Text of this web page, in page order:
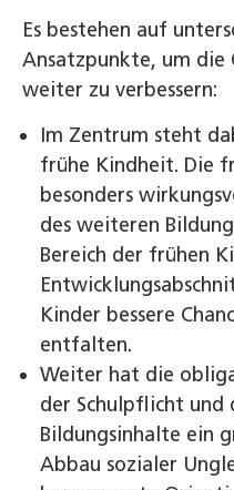
Es bestehen auf
Ansatzpunkte, um die
weiter zu verbessern:
Im Zentrum steht
frühe Kindheit. Die
besonders
des weiteren
Bereich der frühen
Kinder bessere
entfalten.
Weiter hat die
der Schulpflicht und
Bildungsinhalte ein
Abbau sozialer